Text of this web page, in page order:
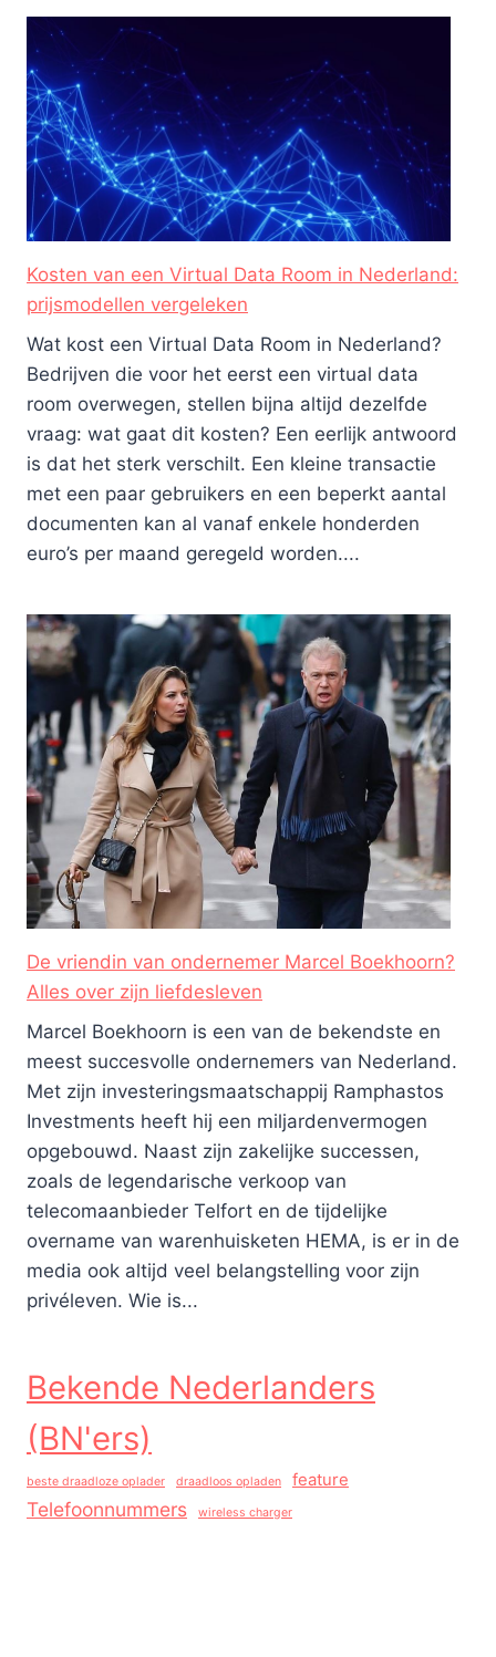
Kosten van een Virtual Data Room in Nederland:
prijsmodellen vergeleken
Wat kost een Virtual Data Room in Nederland?
Bedrijven die voor het eerst een virtual data
room overwegen, stellen bijna altijd dezelfde
vraag: wat gaat dit kosten? Een eerlijk antwoord
is dat het sterk verschilt. Een kleine transactie
met een paar gebruikers en een beperkt aantal
documenten kan al vanaf enkele honderden
euro’s per maand geregeld worden....
De vriendin van ondernemer Marcel Boekhoorn?
Alles over zijn liefdesleven
Marcel Boekhoorn is een van de bekendste en
meest succesvolle ondernemers van Nederland.
Met zijn investeringsmaatschappij Ramphastos
Investments heeft hij een miljardenvermogen
opgebouwd. Naast zijn zakelijke successen,
zoals de legendarische verkoop van
telecomaanbieder Telfort en de tijdelijke
overname van warenhuisketen HEMA, is er in de
media ook altijd veel belangstelling voor zijn
privéleven. Wie is...
Bekende Nederlanders
(BN'ers)
beste draadloze oplader draadloos opladen feature
Telefoonnummers wireless charger